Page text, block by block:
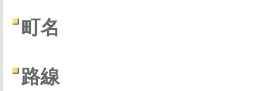
町名
路線